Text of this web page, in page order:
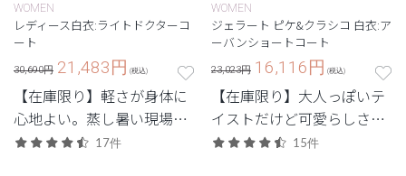
WOMEN
レディース白衣:ライトドクターコ
ート
30,690円 21,483円 (税込)
【在庫限り】軽さが身体に
心地よい。蒸し暑い現場で
重宝する軽量モデル。
17件
WOMEN
ジェラート ピケ&クラシコ 白衣:ア
ーバンショートコート
23,023円 16,116円 (税込)
【在庫限り】大人っぽいテ
イストだけど可愛らしさも
ひと匙。裏地の花柄がポイ
15件